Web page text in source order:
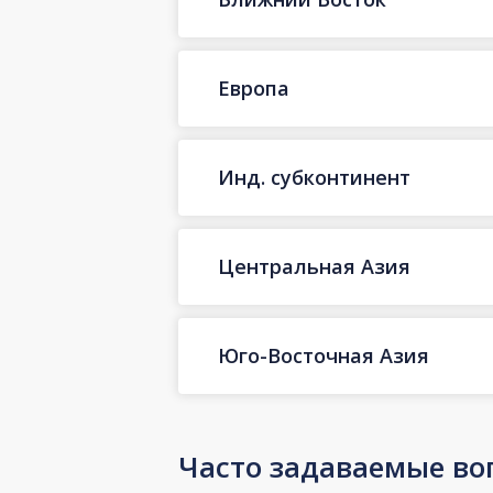
Европа
Инд. субконтинент
Центральная Азия
Юго-Восточная Азия
Часто задаваемые